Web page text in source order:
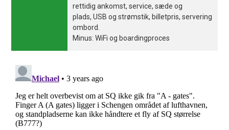
rettidig ankomst, service, sæde og
plads, USB og strømstik, billetpris, servering
ombord.
Minus: WiFi og boardingproces